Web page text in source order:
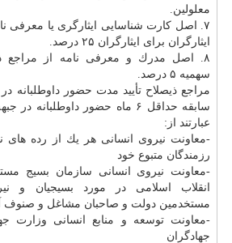
معلولین.
۷. اصل كارت شناسایی ایثارگری یا معرفی
ایثارگران برای ایثارگران ۲۵ درصد.
۸. اصل مدرك و معرفی نامه از مراجع
سهمیه ۵ درصد.
مراجع ذیصلاح تأیید مدت حضور داوطلبانه
سابقه حداقل ۶ ماه حضور
عبارتند از:
-معاونت نیروی انسانی هر یك از رده های
رزمندگان متبوع خود
-معاونت نیروی انسانی سازمان بسیج
انقلاب اسلامی در مورد بسیجیان و
مستخدمین دولت و صاحبان مشاغل و صنوف
-معاونت توسعه و منابع انسانی وزارت
جهادگران